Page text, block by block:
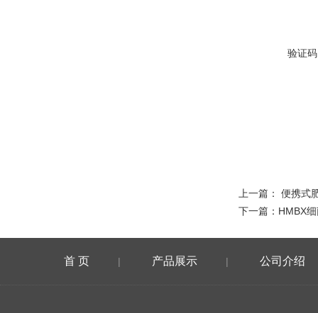
验证
上一篇： 便携式
下一篇： HMBX
首 页 | 产品展示 | 公司介绍